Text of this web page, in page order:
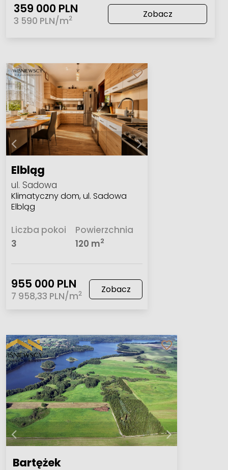
359 000 PLN
3 590 PLN/m2 Zobacz
Elbląg
ul. Sadowa
Klimatyczny dom, ul. Sadowa
Elbląg
Liczba pokoi
3
Powierzchnia
120 m2
955 000 PLN
7 958,33 PLN/m2 Zobacz
Bartężek